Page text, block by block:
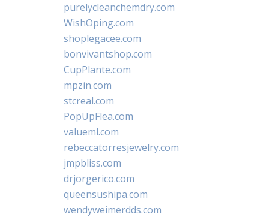
purelycleanchemdry.com
WishOping.com
shoplegacee.com
bonvivantshop.com
CupPlante.com
mpzin.com
stcreal.com
PopUpFlea.com
valueml.com
rebeccatorresjewelry.com
jmpbliss.com
drjorgerico.com
queensushipa.com
wendyweimerdds.com